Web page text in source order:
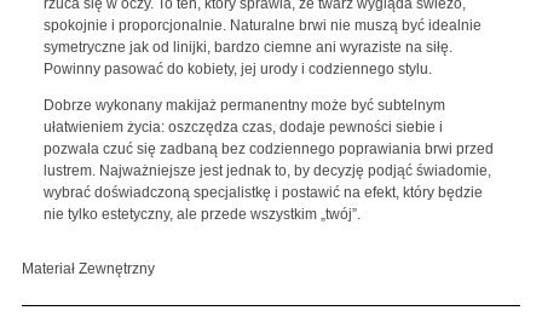
spokojnie i proporcjonalnie. Naturalne brwi nie muszą być idealnie
symetryczne jak od linijki, bardzo ciemne ani wyraziste na siłę.
Powinny pasować do kobiety, jej urody i codziennego stylu.
Dobrze wykonany makijaż permanentny może być subtelnym
ułatwieniem życia: oszczędza czas, dodaje pewności siebie i
pozwala czuć się zadbaną bez codziennego poprawiania brwi przed
lustrem. Najważniejsze jest jednak to, by decyzję podjąć świadomie,
wybrać doświadczoną specjalistkę i postawić na efekt, który będzie
nie tylko estetyczny, ale przede wszystkim „twój”.
Materiał Zewnętrzny